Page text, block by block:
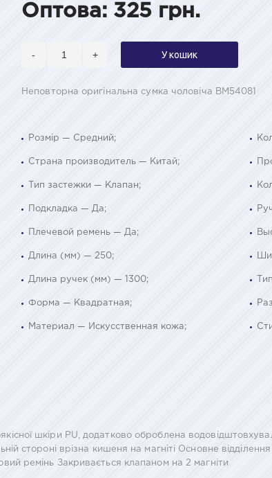
Оптова: 325 грн.
- + У кошик
Неповторна оригінальна сумка чоловіча BM54081
Розмір — Средний;
Страна производитель — Китай;
Тип застежки — Клапан;
Подкладка — Да;
Плечевой ремень — Да;
Длина (мм) — 250;
Длина ручек (мм) — 1300;
Форма — Квадратная;
Материал — Искусственная кожа;
шкіри PU, додатково оброблена
стороні врізна кишеня на магніті Основне
ремінь Закривається клапаном на 2 магніти